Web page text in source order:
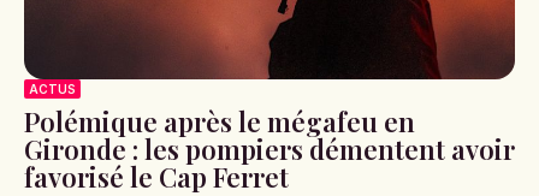
ACTUS
Polémique après le mégafeu en
Gironde : les pompiers démentent avoir
favorisé le Cap Ferret